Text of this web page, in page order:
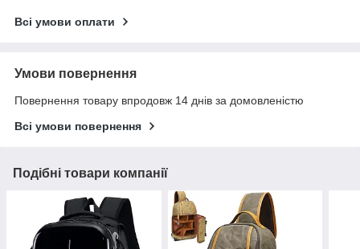
Всі умови оплати
Умови повернення
Повернення товару впродовж 14 днів за домовленістю
Всі умови повернення
Подібні товари компанії